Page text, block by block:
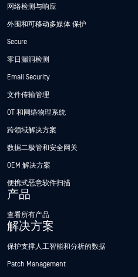
网络检测与响应
外围和可移动多媒体 保护
Secure
零日漏洞检测
Email Security
文件传输管理
OT 和网络物理系统
跨领域解决方案
数据二极管和安全网关
OEM 解决方案
便携式恶意软件扫描
产品
查看所有产品
解决方案
保护支撑人工智能和分析的数据
Patch Management